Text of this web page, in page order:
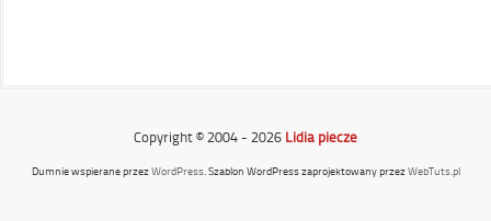
Copyright © 2004 - 2026 Lidia piecze
Dumnie wspierane przezWordPress. Szablon WordPress zaprojektowany przezWebTuts.pl